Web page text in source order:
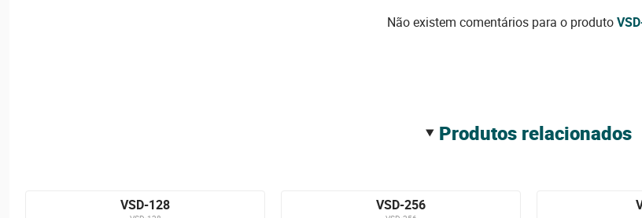
Não existem comentários para o produto
produtos relacionados
VSD-128 VSD-256